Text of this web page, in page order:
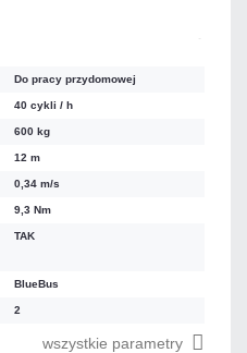
Do pracy przydomowej
40 cykli / h
600 kg
12 m
0,34 m/s
9,3 Nm
TAK
BlueBus
2
wszystkie parametry